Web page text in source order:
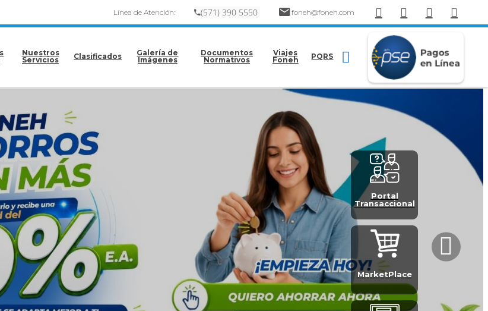
Línea de Atención: (571) 390 5550 foneh@foneh.com
Nuestros
Servicios
Clasificados
Galería de
Imágenes
Documentos
Normativos
Viajes
Foneh
PQRS
Portal
Transaccional
MarketPlace